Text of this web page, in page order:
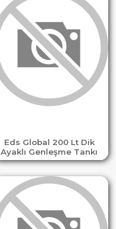
Eds Global 200 Lt Dik
Ayaklı Genleşme Tankı